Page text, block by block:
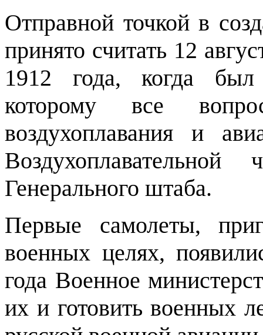
Отправной точкой в
принято считать 12
1912 года, когда был
которому все
воздухоплавания и
Генерального штаба.
Первые самолеты,
военных целях,
года Военное
их и готовить военных